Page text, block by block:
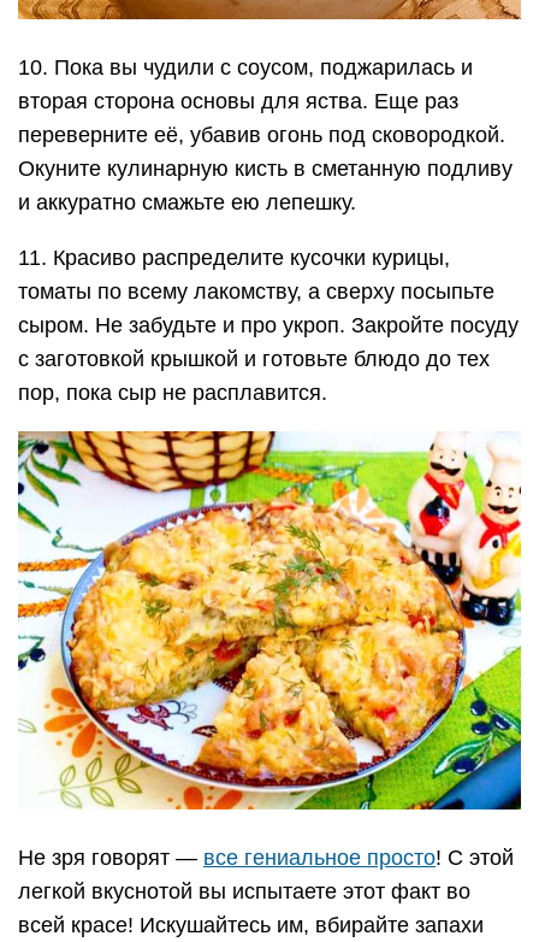
10. Пока вы чудили с соусом, поджарилась и
вторая сторона основы для яства. Еще раз
переверните её, убавив огонь под сковородкой.
Окуните кулинарную кисть в сметанную подливу
и аккуратно смажьте ею лепешку.
11. Красиво распределите кусочки курицы,
томаты по всему лакомству, а сверху посыпьте
сыром. Не забудьте и про укроп. Закройте посуду
с заготовкой крышкой и готовьте блюдо до тех
пор, пока сыр не расплавится.
Не зря говорят — все гениальное просто! С этой
легкой вкуснотой вы испытаете этот факт во
всей красе! Искушайтесь им, вбирайте запахи